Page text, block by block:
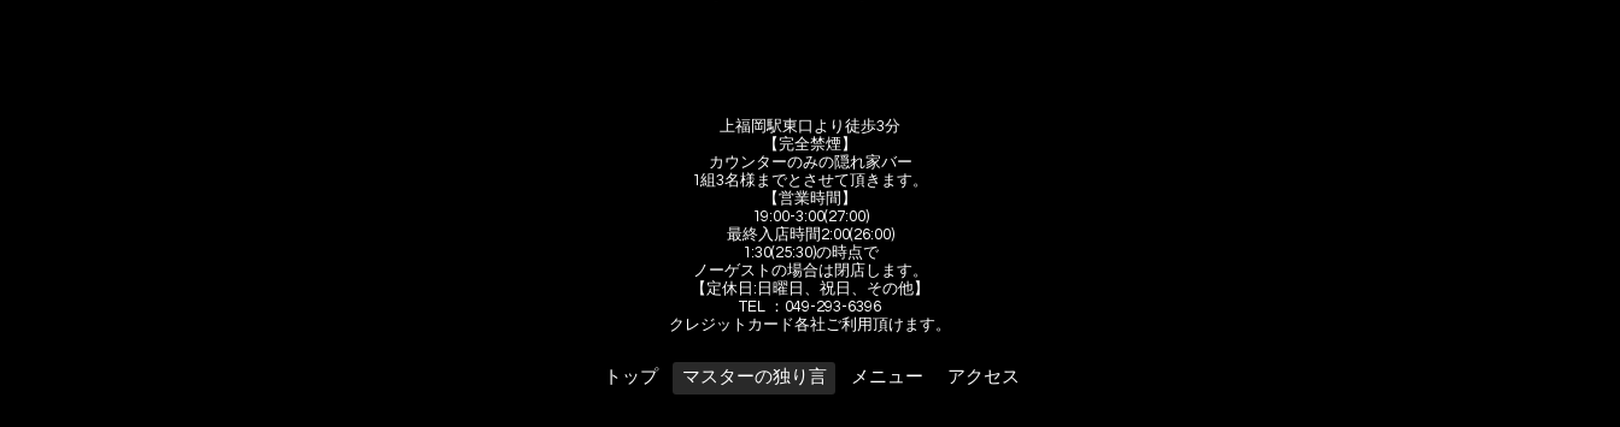
上福岡駅東口より徒歩3分
【完全禁煙】
カウンターのみの隠れ家バー
1組3名様までとさせて頂きます。
【営業時間】
19:00-3:00(27:00)
最終入店時間2:00(26:00)
1:30(25:30)の時点で
ノーゲストの場合は閉店します。
【定休日:日曜日、祝日、その他】
TEL ：049-293-6396
クレジットカード各社ご利用頂けます。
トップ マスターの独り言 メニュー アクセス